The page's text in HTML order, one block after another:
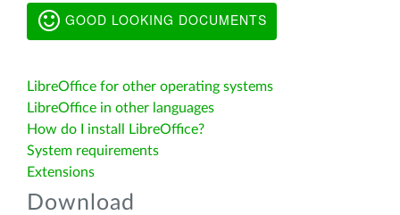
GOOD LOOKING DOCUMENTS
LibreOffice for other operating systems
LibreOffice in other languages
How do I install LibreOffice?
System requirements
Extensions
Download